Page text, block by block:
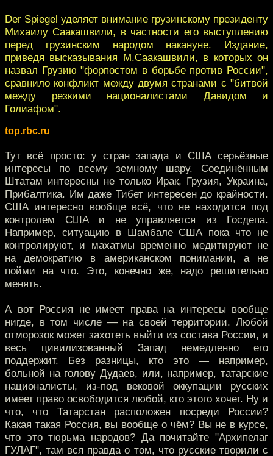
Der Spiegel уделяет внимание грузинскому президенту
Михаилу Саакашвили, в частности его выступлению
перед грузинским народом накануне. Издание,
приведя высказывания М.Саакашвили, в которых он
назвал Грузию "форпостом в борьбе против России",
сравнило конфликт между двумя странами с "битвой
между резкими националистами Давидом и
Голиафом".
top.rbc.ru
Тут всё просто: у стран запада и США серьёзные
интересы по всему земному шару. Соединённым
Штатам интересны не только Ирак, Грузия, Украина,
Прибалтика. Им даже Тибет интересен до крайности.
США интересно вообще всё, что не находится под
контролем США и не управляется из Госдепа.
Например, ситуацию в Шамбале США пока что не
контролируют, и махатмы временно медитируют не
на демократию в американском понимании, а не
пойми на что. Это, конечно же, надо решительно
менять.
А вот Россия не имеет права на интересы вообще
нигде, в том числе — на своей территории. Любой
отморозок может захотеть выйти из состава России, и
весь цивилизованный Запад немедленно его
поддержит. Без разницы, кто это — например,
больной на голову Дудаев, или, например, татарские
националисты, из-под вековой оккупации русских
имеет право освободится любой, кто этого хочет. Ну и
что, что Татарстан расположен посреди России?
Какая такая Россия, вы вообще о чём? Вы не в курсе,
что это тюрьма народов? Да почитайте "Архипелаг
ГУЛАГ", там вся правда о том, что русские творили с